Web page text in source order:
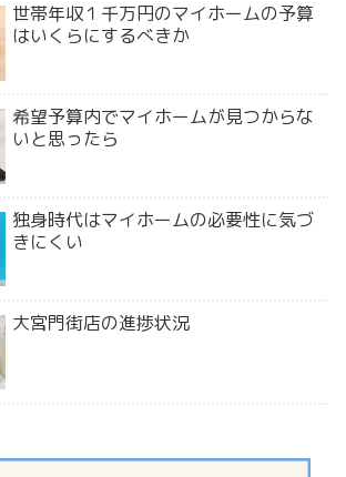
世帯年収１千万円のマイホームの予算
はいくらにするべきか
希望予算内でマイホームが見つからな
いと思ったら
独身時代はマイホームの必要性に気づ
きにくい
大宮門街店の進捗状況